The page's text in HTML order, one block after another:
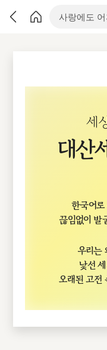
세
대산
한국어
끊임없이 발
우리는
낯선
오래된 고전